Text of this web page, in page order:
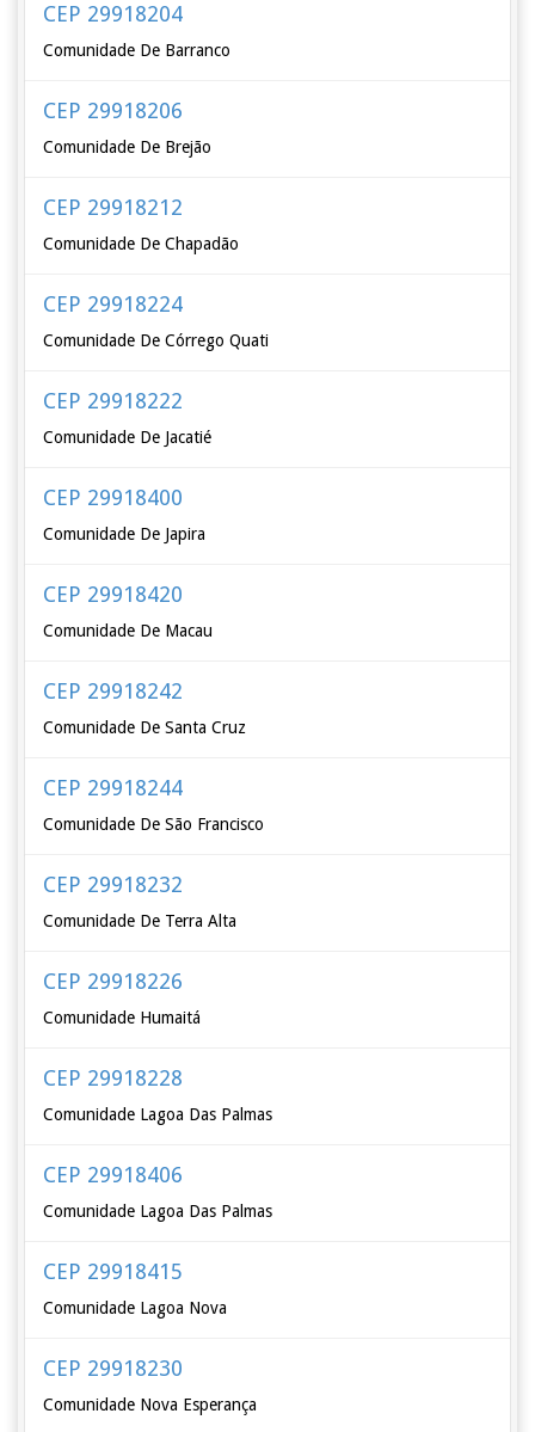
CEP 29918204
Comunidade De Barranco
CEP 29918206
Comunidade De Brejão
CEP 29918212
Comunidade De Chapadão
CEP 29918224
Comunidade De Córrego Quati
CEP 29918222
Comunidade De Jacatié
CEP 29918400
Comunidade De Japira
CEP 29918420
Comunidade De Macau
CEP 29918242
Comunidade De Santa Cruz
CEP 29918244
Comunidade De São Francisco
CEP 29918232
Comunidade De Terra Alta
CEP 29918226
Comunidade Humaitá
CEP 29918228
Comunidade Lagoa Das Palmas
CEP 29918406
Comunidade Lagoa Das Palmas
CEP 29918415
Comunidade Lagoa Nova
CEP 29918230
Comunidade Nova Esperança